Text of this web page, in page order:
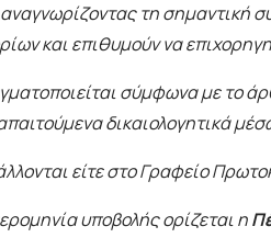
τη σημαντική
και επιθυμούν να
σύμφωνα με το
δικαιολογητικά
είτε στο Γραφείο
υποβολής ορίζεται η